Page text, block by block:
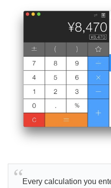
Every calculation you